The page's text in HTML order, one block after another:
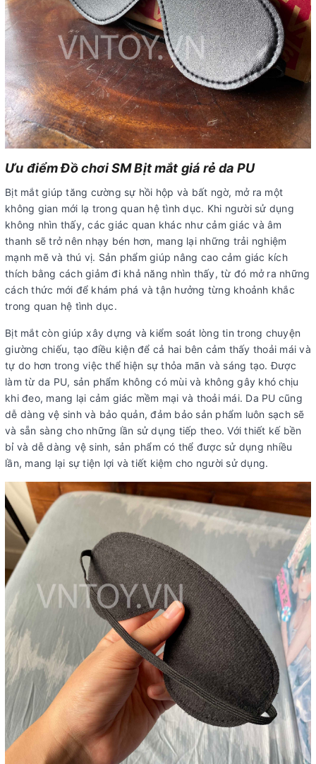
Ưu điểm Đồ chơi SM Bịt mắt giá rẻ da PU
Bịt mắt giúp tăng cường sự hồi hộp và bất ngờ, mở ra một
không gian mới lạ trong quan hệ tình dục. Khi người sử dụng
không nhìn thấy, các giác quan khác như cảm giác và âm
thanh sẽ trở nên nhạy bén hơn, mang lại những trải nghiệm
mạnh mẽ và thú vị. Sản phẩm giúp nâng cao cảm giác kích
thích bằng cách giảm đi khả năng nhìn thấy, từ đó mở ra những
cách thức mới để khám phá và tận hưởng từng khoảnh khắc
trong quan hệ tình dục.
Bịt mắt còn giúp xây dựng và kiểm soát lòng tin trong chuyện
giường chiếu, tạo điều kiện để cả hai bên cảm thấy thoải mái và
tự do hơn trong việc thể hiện sự thỏa mãn và sáng tạo. Được
làm từ da PU, sản phẩm không có mùi và không gây khó chịu
khi đeo, mang lại cảm giác mềm mại và thoải mái. Da PU cũng
dễ dàng vệ sinh và bảo quản, đảm bảo sản phẩm luôn sạch sẽ
và sẵn sàng cho những lần sử dụng tiếp theo. Với thiết kế bền
bỉ và dễ dàng vệ sinh, sản phẩm có thể được sử dụng nhiều
lần, mang lại sự tiện lợi và tiết kiệm cho người sử dụng.